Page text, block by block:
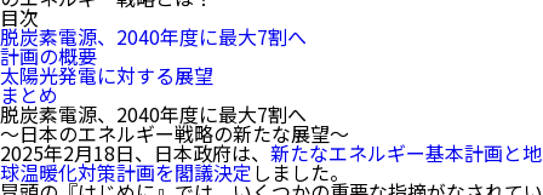
目次
脱炭素電源、2040年度に最大7割へ
計画の概要
太陽光発電に対する展望
まとめ
脱炭素電源、2040年度に最大7割へ
～日本のエネルギー戦略の新たな展望～
2025年2月18日、日本政府は、新たなエネルギー基本計画と地
球温暖化対策計画を閣議決定しました。